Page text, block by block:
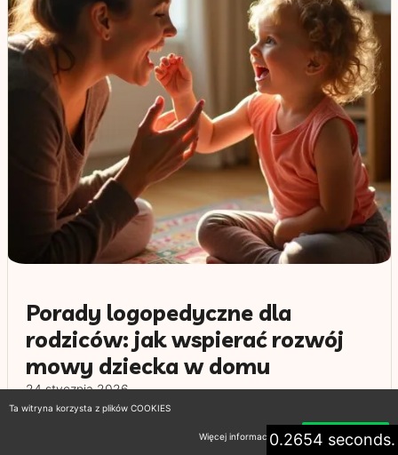
Porady logopedyczne dla
rodziców: jak wspierać rozwój
mowy dziecka w domu
24 stycznia 2026
Porady logopedyczne dla rodziców to niezwykle
ważny temat, który może pomóc w rozwoju mowy
0.2654 seconds.
Ta witryna korzysta z plików COOKIES
Więcej informacji Akceptuję